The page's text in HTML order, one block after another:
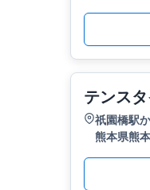
テンス
祇園橋駅
熊本県熊